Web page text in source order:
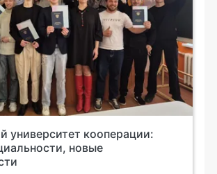
университет кооперации:
новые